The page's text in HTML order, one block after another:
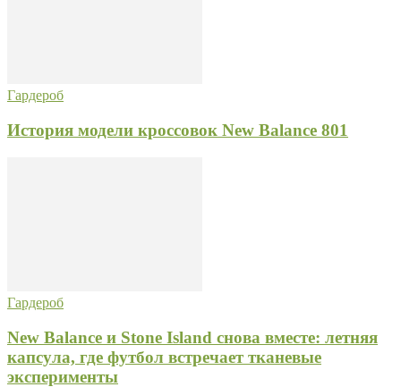
Гардероб
История модели кроссовок New Balance 801
Гардероб
New Balance и Stone Island снова вместе: летняя
капсула, где футбол встречает тканевые
эксперименты